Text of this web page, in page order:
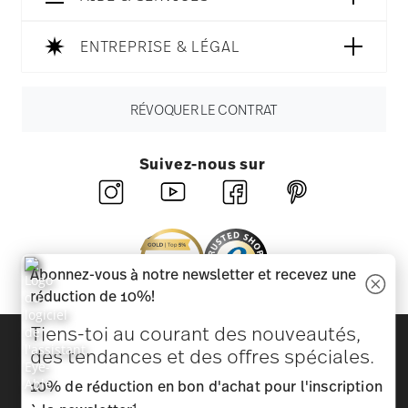
ENTREPRISE & LÉGAL
RÉVOQUER LE CONTRAT
Suivez-nous sur
Découvrez toutes nos marques
Beauté et fonctionnalité pour votre maison
Homepage CGV
Abonnez-vous à notre newsletter et recevez une
réduction de 10%!
Tiens-toi au courant des nouveautés,
des tendances et des offres spéciales.
10% de réduction en bon d'achat pour l'inscription